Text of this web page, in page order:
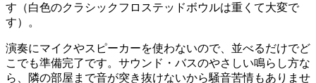
す（白色のクラシックフロステッドボウルは重くて大変で
す）。
演奏にマイクやスピーカーを使わないので、並べるだけでど
こでも準備完了です。サウンド・バスのやさしい鳴らし方な
ら、隣の部屋まで音が突き抜けないから騒音苦情もありませ